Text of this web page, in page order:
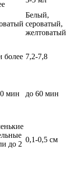
Белый,
сероватый,
желтоватый
более 7,2-7,8
мин до 60 мин
до 2
0,1-0,5 см